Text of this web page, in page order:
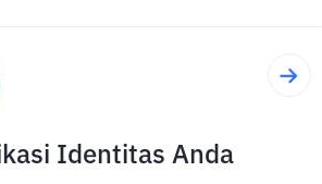
Identitas Anda